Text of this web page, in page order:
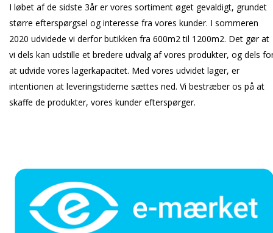
I løbet af de sidste 3år er vores sortiment øget gevaldigt, grundet
større efterspørgsel og interesse fra vores kunder. I sommeren
2020 udvidede vi derfor butikken fra 600m2 til 1200m2. Det gør at
vi dels kan udstille et bredere udvalg af vores produkter, og dels
at udvide vores lagerkapacitet. Med vores udvidet lager, er
intentionen at leveringstiderne sættes ned. Vi bestræber os på at
skaffe de produkter, vores kunder efterspørger.